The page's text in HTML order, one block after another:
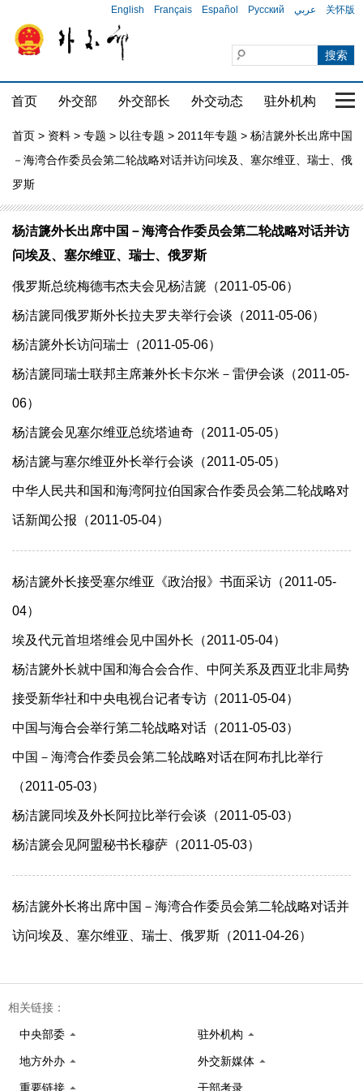
English Français Español Русский عربي 关怀版
首页 外交部 外交部长 外交动态 驻外机构 国
首页 > 资料 > 专题 > 以往专题 > 2011年专题 > 杨洁篪外长出席中国
－海湾合作委员会第二轮战略对话并访问埃及、塞尔维亚、瑞士、俄
罗斯
杨洁篪外长出席中国－海湾合作委员会第二轮战略对话并访
问埃及、塞尔维亚、瑞士、俄罗斯
俄罗斯总统梅德韦杰夫会见杨洁篪（2011-05-06）
杨洁篪同俄罗斯外长拉夫罗夫举行会谈（2011-05-06）
杨洁篪外长访问瑞士（2011-05-06）
杨洁篪同瑞士联邦主席兼外长卡尔米－雷伊会谈（2011-05-
06）
杨洁篪会见塞尔维亚总统塔迪奇（2011-05-05）
杨洁篪与塞尔维亚外长举行会谈（2011-05-05）
中华人民共和国和海湾阿拉伯国家合作委员会第二轮战略对
话新闻公报（2011-05-04）
杨洁篪外长接受塞尔维亚《政治报》书面采访（2011-05-
04）
埃及代元首坦塔维会见中国外长（2011-05-04）
杨洁篪外长就中国和海合会合作、中阿关系及西亚北非局势
接受新华社和中央电视台记者专访（2011-05-04）
中国与海合会举行第二轮战略对话（2011-05-03）
中国－海湾合作委员会第二轮战略对话在阿布扎比举行
（2011-05-03）
杨洁篪同埃及外长阿拉比举行会谈（2011-05-03）
杨洁篪会见阿盟秘书长穆萨（2011-05-03）
杨洁篪外长将出席中国－海湾合作委员会第二轮战略对话并
访问埃及、塞尔维亚、瑞士、俄罗斯（2011-04-26）
相关链接：
中央部委 驻外机构
地方外办 外交新媒体
重要链接 干部考录